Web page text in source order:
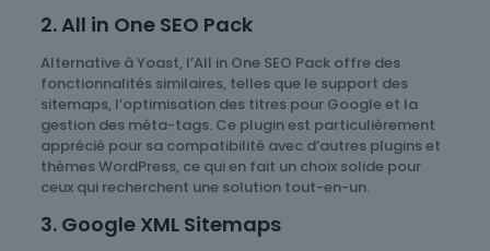
2. All in One SEO Pack
Alternative à Yoast, l’All in One SEO Pack offre des
fonctionnalités similaires, telles que le support des
sitemaps, l’optimisation des titres pour Google et la
gestion des méta-tags. Ce plugin est particulièrement
apprécié pour sa compatibilité avec d’autres plugins et
thèmes WordPress, ce qui en fait un choix solide pour
ceux qui recherchent une solution tout-en-un.
3. Google XML Sitemaps